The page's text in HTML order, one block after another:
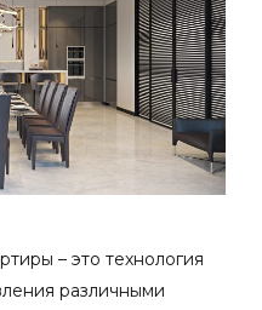
– это технология
различными